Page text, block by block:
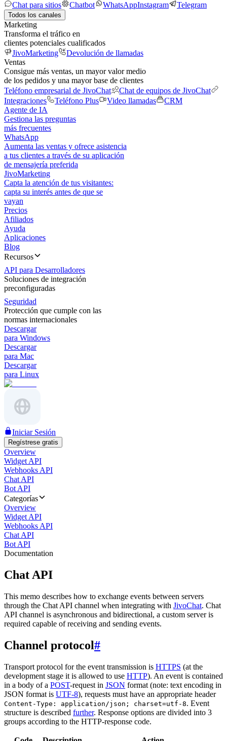
Chat para sitios
Chatbot WhatsAppInstagram Telegram
Todos los canales
Marketing
Transforma el tráfico en
clientes potenciales cualificados
JivoMarketing
Devolución de llamadas
Ventas
Consigue más ventas, un mayor valor medio
de los pedidos y una mayor base de clientes
Teléfono empresarial de JivoChat
Chat de equipos de JivoChat
Integraciones
Teléfono Plus Video llamadas
CRM
Agente de IA
Gestiona las preguntas
más frecuentes
WhatsApp
Aumenta las ventas y ofrece asistencia
a tus clientes a través de su aplicación
de mensajería preferida
JivoMarketing
Capta la atención de tus visitantes:
capta su interés antes de que se
vayan
Precios
Afiliados
Ayuda
Aplicaciones
Blog
Recursos
API para Desarrolladores
Soluciones de integración
preconfiguradas
Seguridad
Protección que cumple con las
normas internacionales
Descargar
para Windows
Descargar
para Mac
Descargar
para Linux
Iniciar Sesión
Regístrese gratis
Overview
Widget API
Webhooks API
Chat API
Bot API
Categorías
Overview
Widget API
Webhooks API
Chat API
Bot API
Documentation
Chat API
This memo describes how to exchange events between servers
through the Chat API channel when integrating with JivoChat. Chat
API channel is asynchronous and bidirectional, a custom server is
required capable of receiving and sending events.
Channel protocol#
Transport protocol for the event transmission is HTTPS (at the
development stage it is allowed to use HTTP). An event is contained
in a body of a POST-request in JSON format (note: text encoding in
JSON format is UTF-8), requests must have an appropriate header
Content-Type: application/json; charset=utf-8. Event
structure is described further. Response options are divided into 3
groups according to the HTTP-response code.